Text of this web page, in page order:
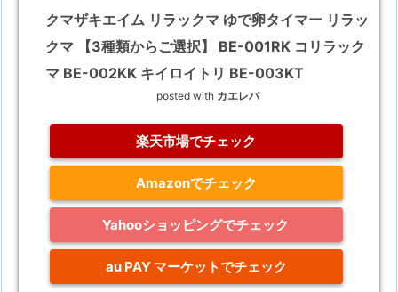
クマザキエイム リラックマ ゆで卵タイマー リラッ
クマ 【3種類からご選択】 BE-001RK コリラック
マ BE-002KK キイロイトリ BE-003KT
posted with カエレバ
楽天市場でチェック
Amazonでチェック
Yahooショッピングでチェック
au PAY マーケットでチェック